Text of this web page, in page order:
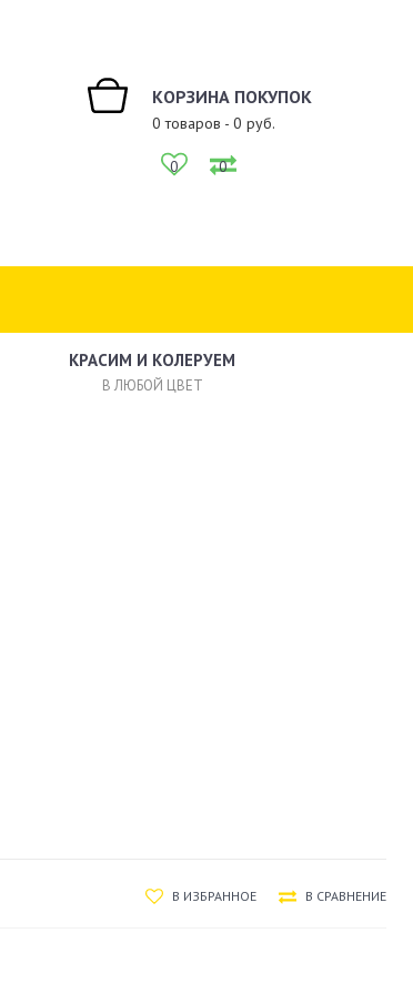
КОРЗИНА ПОКУПОК
0 товаров - 0 руб.
0 0
КРАСИМ И КОЛЕРУЕМ
В ЛЮБОЙ ЦВЕТ
В ИЗБРАННОЕ В СРАВНЕНИЕ